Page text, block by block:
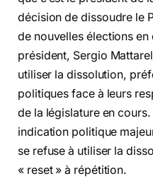
décision de dissoudre le
de nouvelles élections en
président, Sergio
utiliser la dissolution,
politiques face à leurs
de la législature en cours.
indication politique
se refuse à utiliser la
« reset » à répétition.